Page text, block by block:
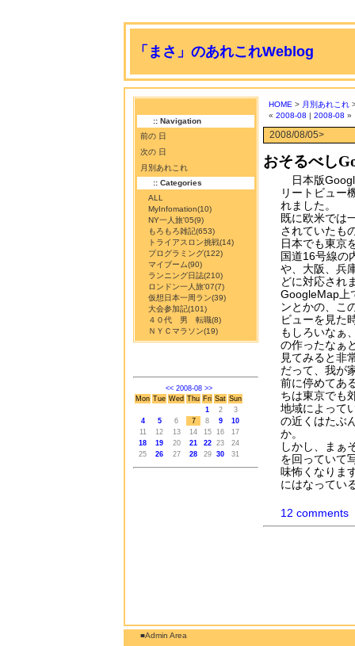
「まさ」のあれこれWeblog
:: Navigation
前の 日
次の 日
月別あれこれ
:: Categories
ALL
MyInfomation(10)
NY一人旅'05(9)
もろもろ雑記(653)
トライアスロン挑戦(14)
プログラミング(122)
マイブーム(90)
ランニング日誌(210)
ロンドン一人旅'07(7)
仮想日本一周ラン(39)
大会参加記(101)
４０代 男 転職(8)
ＮＹＣマラソン(19)
<< 2008-08 >>
Mon Tue Wed Thu Fri Sat Sun
1
2
3
4
5 6 7 8 9
10
11
12 13 14 15 16
17
18
19 20 21 22 23
24
25
26 27 28 29 30 31
HOME > 月別あれこれ
« 2008-08 | 2008-08 »
2008/08/05>
おそるべし
日本版
リートビュー
れました。
既に欧米では
されていたも
日本でも東京
国道16号線の
や、大阪、兵
どに対応され
GoogleMap上
ンとかの、こ
ビューを見た
もしろいなぁ
の作ったなぁ
見てみると非
だって、我が
前に停めてあ
ちは東京でも
地域によって
の近くはたぶ
か。
しかし、まぁ
を回っていて
味怖くなりま
にはなってい
12 comments
■Admin Area